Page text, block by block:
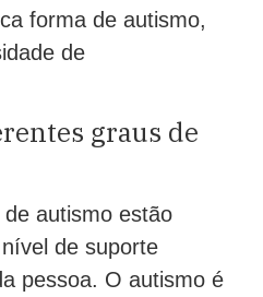
forma de autismo,
de
graus de
autismo estão
de suporte
pessoa. O autismo é